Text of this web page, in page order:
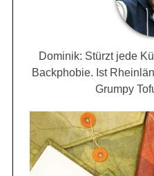
Dominik: Stürzt jede
Backphobie. Ist
Grumpy